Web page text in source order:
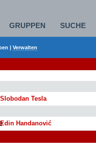
GRUPPEN SUCHE
| Verwalten
Slobodan Tesla
Edin Handanović